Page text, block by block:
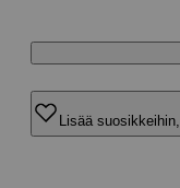
Lisää